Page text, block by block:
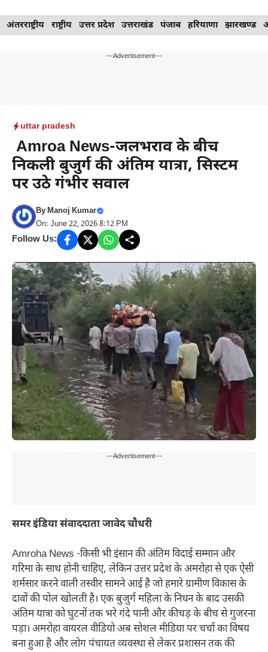
Skip
to
अंतरराष्ट्रीय राष्ट्रीय उत्तर प्रदेश उत्तराखंड पंजाब हरियाणा झारखण्ड
---Advertisement---
uttar pradesh
Amroa News-जलभराव के बीच
निकली बुजुर्ग की अंतिम यात्रा, सिस्टम
पर उठे गंभीर सवाल
ByManoj Kumar
On: June 22, 2026 8:12 PM
Follow Us:
---Advertisement---
समर इंडिया संवाददाता जावेद चौधरी
Amroha News -किसी भी इंसान की अंतिम विदाई सम्मान और
गरिमा के साथ होनी चाहिए, लेकिन उत्तर प्रदेश के अमरोहा से एक ऐसी
शर्मसार करने वाली तस्वीर सामने आई है जो हमारे ग्रामीण विकास के
दावों की पोल खोलती है। एक बुजुर्ग महिला के निधन के बाद उसकी
अंतिम यात्रा को घुटनों तक भरे गंदे पानी और कीचड़ के बीच से गुजरना
पड़ा। अमरोहा वायरल वीडियो अब सोशल मीडिया पर चर्चा का विषय
बना हुआ है और लोग पंचायत व्यवस्था से लेकर प्रशासन तक की